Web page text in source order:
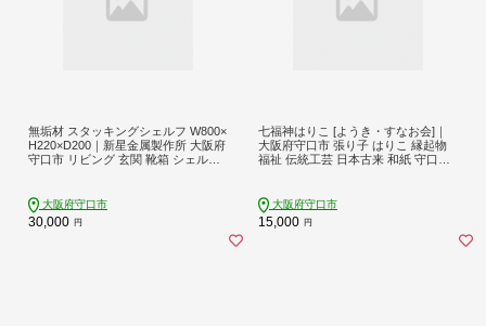
無垢材 スタッキングシェルフ W800×
H220×D200｜新星金属製作所 大阪府
守口市 リビング 玄関 靴箱 シェルフ
大阪府守口市
30,000 円
七福神はりこ [ようき・すなお会]｜
大阪府守口市 張り子 はりこ 縁起物
福祉 伝統工芸 日本古来 和紙 守口市
大阪府守口市
15,000 円